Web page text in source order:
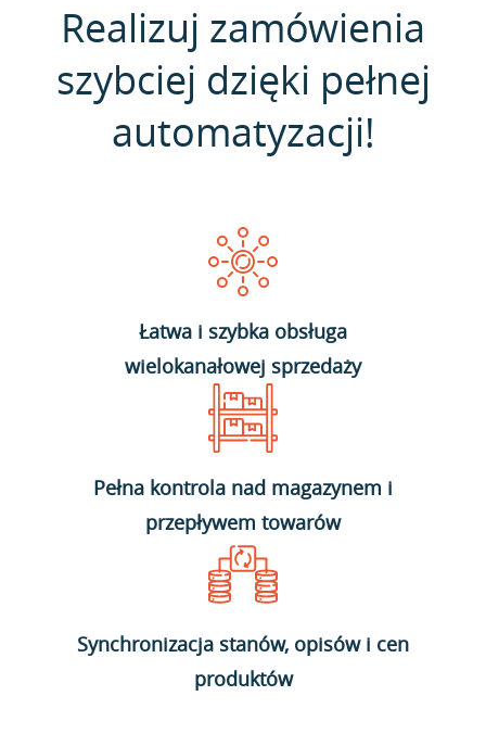
Realizuj zamówienia
szybciej dzięki pełnej
automatyzacji!
Łatwa i szybka obsługa
wielokanałowej sprzedaży
Pełna kontrola nad magazynem i
przepływem towarów
Synchronizacja stanów, opisów i cen
produktów